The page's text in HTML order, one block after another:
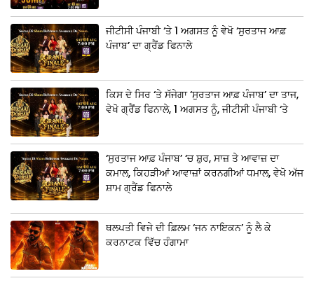
ਜੀਟੀਸੀ ਪੰਜਾਬੀ ‘ਤੇ 1 ਅਗਸਤ ਨੂੰ ਵੇਖੋ ‘ਸੁਰਤਾਜ ਆਫ਼
ਪੰਜਾਬ’ ਦਾ ਗ੍ਰੈਂਡ ਫਿਨਾਲੇ
ਕਿਸ ਦੇ ਸਿਰ ‘ਤੇ ਸੱਜੇਗਾ ‘ਸੁਰਤਾਜ ਆਫ਼ ਪੰਜਾਬ’ ਦਾ ਤਾਜ,
ਵੇਖੋ ਗ੍ਰੈਂਡ ਫਿਨਾਲੇ, 1 ਅਗਸਤ ਨੂੰ, ਜੀਟੀਸੀ ਪੰਜਾਬੀ ‘ਤੇ
‘ਸੁਰਤਾਜ ਆਫ਼ ਪੰਜਾਬ’ ‘ਚ ਸ਼ੁਰ, ਸਾਜ਼ ਤੇ ਆਵਾਜ਼ ਦਾ
ਕਮਾਲ, ਕਿਹੜੀਆਂ ਆਵਾਜ਼ਾਂ ਕਰਨਗੀਆਂ ਧਮਾਲ, ਵੇਖੋ ਅੱਜ
ਸ਼ਾਮ ਗ੍ਰੈਂਡ ਫਿਨਾਲੇ
ਥਲਪਤੀ ਵਿਜੇ ਦੀ ਫ਼ਿਲਮ ‘ਜਨ ਨਾਇਕਨ’ ਨੂੰ ਲੈ ਕੇ
ਕਰਨਾਟਕ ਵਿੱਚ ਹੰਗਾਮਾ